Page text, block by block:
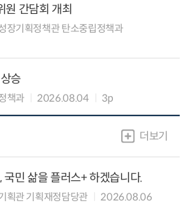
원 간담회 개최
장기획정책관 탄소중립정책과
승
책과 2026.08.04 3p
더보기
국민 삶을 플러스+ 하겠습니다.
획관 기획재정담당관
2026.08.06